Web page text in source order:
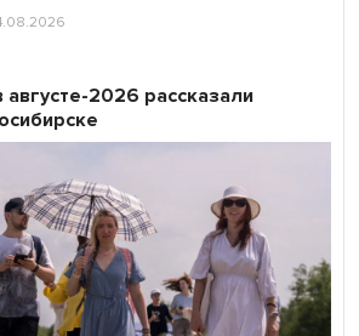
2026 рассказали